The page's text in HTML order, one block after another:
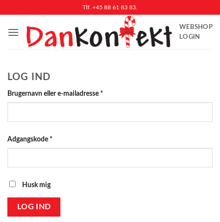
indhold
Tlf. +45 88 61 83 83.
WEBSHOP
LOGIN
LOG IND
Brugernavn eller e-mailadresse *
Adgangskode *
Husk mig
LOG IND